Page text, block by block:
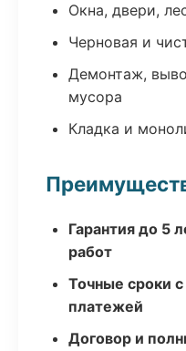
Окна, двери,
Черновая и
Демонтаж,
мусора
Кладка и
Гарантия до 5
работ
Точные сроки
платежей
Договор и